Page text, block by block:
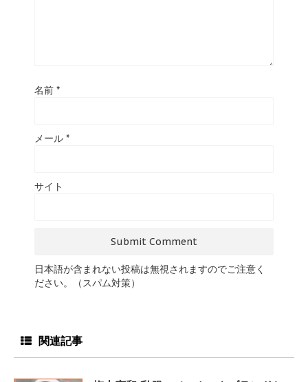
名前 *
メール *
サイト
日本語が含まれない投稿は無視されますのでご注意く
ださい。（スパム対策）
関連記事